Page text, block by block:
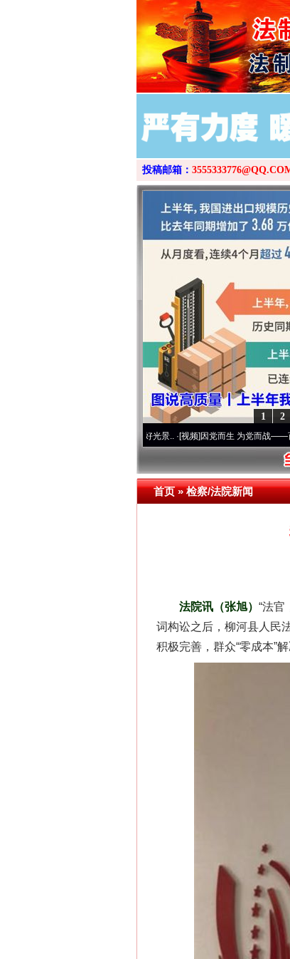
投稿邮箱：
2
1
·[视频]因党而生 为党而战——百年“纪”
首页»检察/法院新闻
法院讯（张旭） “法官
词构讼之后，柳河县人民
积极完善，群众“零成本”